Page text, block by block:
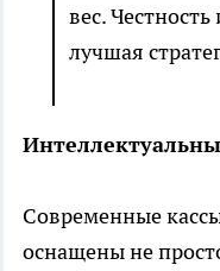
вес.
лучшая
Современные
оснащены не